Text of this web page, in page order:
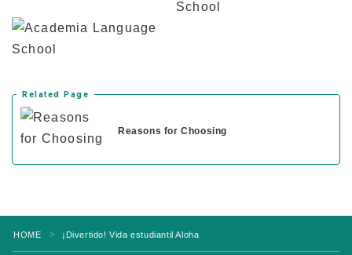
Para estudiantes actuales
Asistencia y expulsión obligatoria
Inscripción en clase
Related Page
Reasons for Choosing
HOME ＞ ¡Divertido! Vida estudiantil Aloha